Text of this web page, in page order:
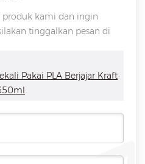
produk kami dan ingin
tinggalkan pesan di
Pakai PLA Berjajar Kraft